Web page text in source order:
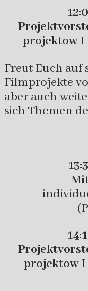
projektow
Freut Euch
Filmprojekte
aber auch
sich Themen
projektow